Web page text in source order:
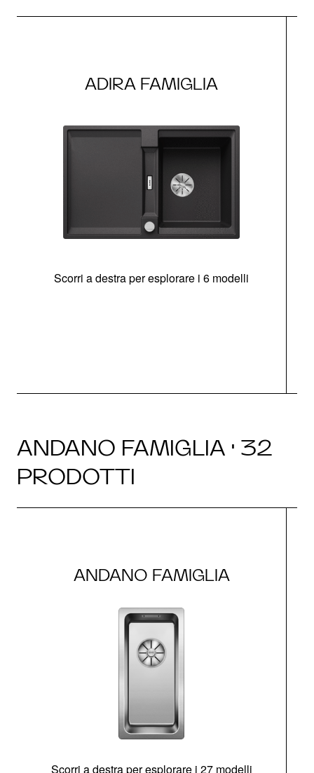
ADIRA FAMIGLIA
Scorri a destra per esplorare i 6 modelli
ANDANO FAMIGLIA · 32
PRODOTTI
ANDANO FAMIGLIA
Scorri a destra per esplorare i 27 modelli